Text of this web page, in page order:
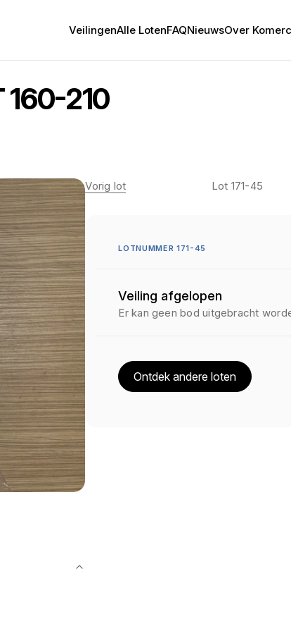
VeilingenAlle LotenFAQNieuwsOver
160-210
Vorig lot Lot 171-45
LOTNUMMER 171-45
Veiling afgelopen
Er kan geen bod uitgebracht
Ontdek andere loten